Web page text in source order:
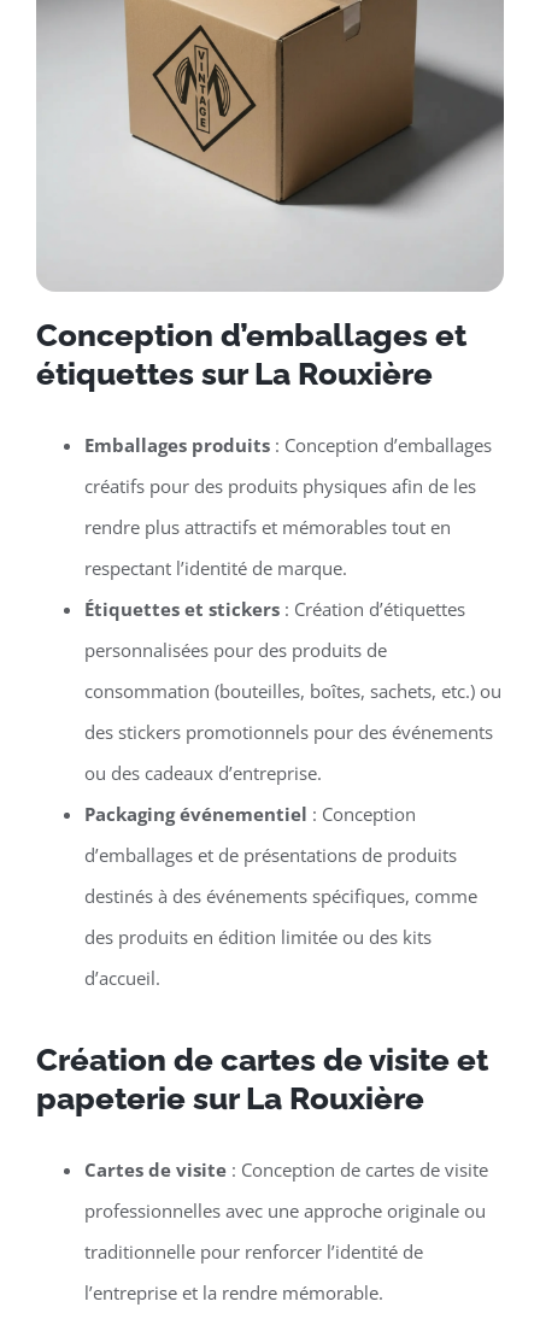
Conception d’emballages et
étiquettes sur La Rouxière
Emballages produits: Conception d’emballages
créatifs pour des produits physiques afin de les
rendre plus attractifs et mémorables tout en
respectant l’identité de marque.
Étiquettes et stickers: Création d’étiquettes
personnalisées pour des produits de
consommation (bouteilles, boîtes, sachets, etc.) ou
des stickers promotionnels pour des événements
ou des cadeaux d’entreprise.
Packaging événementiel : Conception
d’emballages et de présentations de produits
destinés à des événements spécifiques, comme
des produits en édition limitée ou des kits
d’accueil.
Création de cartes de visite et
papeterie sur La Rouxière
Cartes de visite: Conception de cartes de visite
professionnelles avec une approche originale ou
traditionnelle pour renforcer l’identité de
l’entreprise et la rendre mémorable.